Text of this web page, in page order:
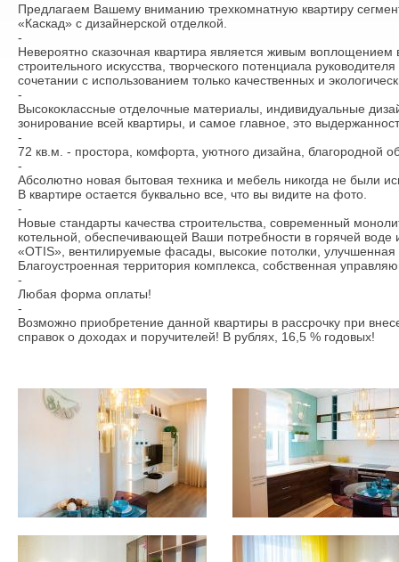
Предлагаем Вашему вниманию трехкомнатную квартиру
«Каскад» с дизайнерской отделкой.
-
Невероятно сказочная квартира является живым
строительного искусства, творческого потенциала
сочетании с использованием только качественных и
-
Высококлассные отделочные материалы, индивидуальные
зонирование всей квартиры, и самое главное, это
-
72 кв.м. - простора, комфорта, уютного дизайна, благородной
-
Абсолютно новая бытовая техника и мебель никогда не были
В квартире остается буквально все, что вы видите на фото.
-
Новые стандарты качества строительства, современный
котельной, обеспечивающей Ваши потребности в горячей
«OTIS», вентилируемые фасады, высокие потолки, улучшенная
Благоустроенная территория комплекса, собственная
-
Любая форма оплаты!
-
Возможно приобретение данной квартиры в рассрочку при
справок о доходах и поручителей! В рублях, 16,5 % годовых!